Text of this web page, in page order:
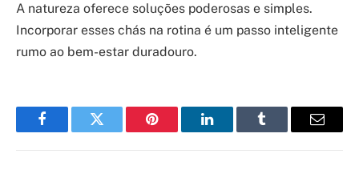
A natureza oferece soluções poderosas e simples.
Incorporar esses chás na rotina é um passo inteligente
rumo ao bem-estar duradouro.
FacebookTwitter Pinterest LinkedInTumblr Email